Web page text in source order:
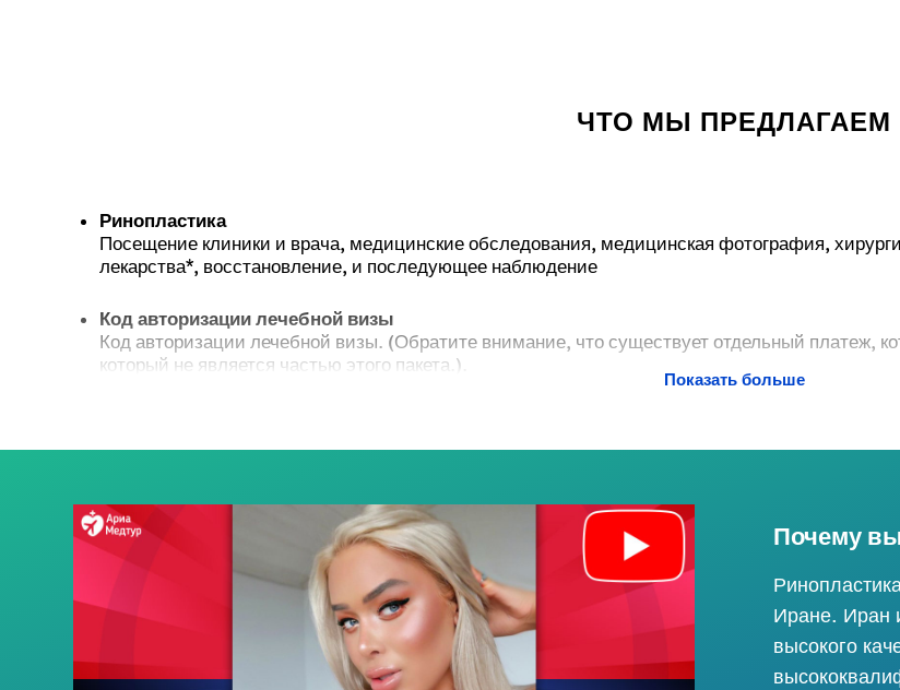
ЧТО МЫ ПРЕДЛАГАЕМ
Ринопластика
Посещение клиники и врача, медицинские обследования, медицинская фотография,
лекарства*, восстановление, и последующее наблюдение
Код авторизации лечебной визы
Код авторизации лечебной визы. (Обратите внимание, что существует отдельный платеж,
который не является частью этого пакета.).
Показать больше
Почему
Иране. Иран
высокого